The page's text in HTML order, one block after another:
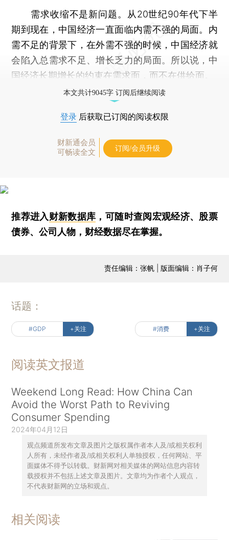
需求收缩不是新问题。从20世纪90年代下半
期到现在，中国经济一直面临内需不强的局面。内
需不足的背景下，在外需不强的时候，中国经济就
会陷入总需求不足、增长乏力的局面。所以说，中
国经济长期增长的约束在需求面，而不在供给面。
本文共计9045字 订阅后继续阅读
登录 后获取已订阅的阅读权限
财新通会员
可畅读全文
订阅/会员升级
推荐进入财新数据库 ，可随时查阅宏观经济、股票
债券、公司人物，财经数据尽在掌握。
责任编辑：张帆 | 版面编辑：肖子何
话题：
#GDP +关注 #消费 +关注
阅读英文报道
Weekend Long Read: How China Can
Avoid the Worst Path to Reviving
Consumer Spending
2024年04月12日
观点频道所发布文章及图片之版权属作者本人及/或相关权利
人所有，未经作者及/或相关权利人单独授权，任何网站、平
面媒体不得予以转载。财新网对相关媒体的网站信息内容转
载授权并不包括上述文章及图片。文章均为作者个人观点，
不代表财新网的立场和观点。
相关阅读